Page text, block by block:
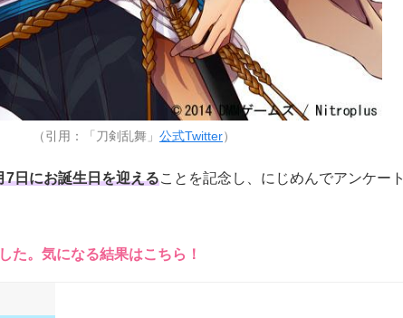
（引用：「刀剣乱舞」 公式Twitter）
7日にお誕生日を迎えることを記念し、にじめんでアンケート
た。気になる結果はこちら！